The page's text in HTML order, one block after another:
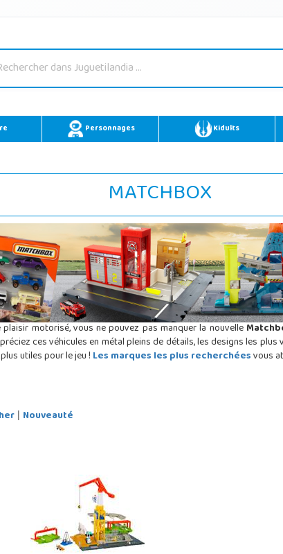
Personnages Kidults
MATCHBOX
motorisé, vous ne pouvez pas manquer la nouvelle
ces véhicules en métal pleins de détails, les designs les
utiles pour le jeu !Les marques les plus recherchéesvous
| Nouveauté